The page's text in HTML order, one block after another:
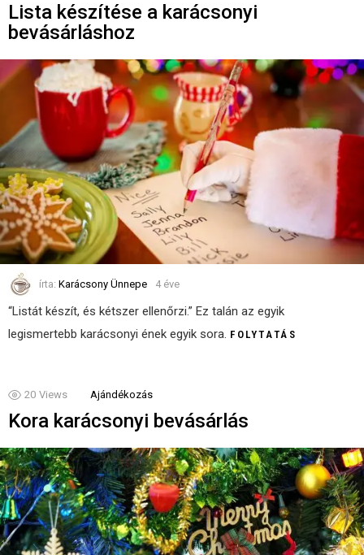
Lista készítése a karácsonyi
bevásárláshoz
írta: Karácsony Ünnepe 4 éve
“Listát készít, és kétszer ellenőrzi.” Ez talán az egyik
legismertebb karácsonyi ének egyik sora. FOLYTATÁS
20 Views Ajándékozás
Kora karácsonyi bevásárlás